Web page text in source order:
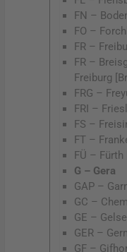
FN –
FO –
FR –
FR –
Freiburg
FRG –
FRI –
FS –
FT –
FÜ – Fürth
G – Gera
GAP –
GC –
GE –
GER –
GF –